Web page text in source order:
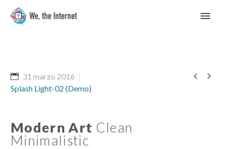
 
31 marzo 2016
Splash Light-02 (Demo)
Modern Art Clean
Minimalistic